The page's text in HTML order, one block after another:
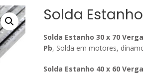
Solda
Solda Estanho 30 x 70
Pb, Solda em motores,
Solda Estanho 40 x 60